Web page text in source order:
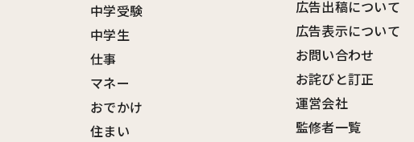
中学受験
中学生
仕事
マネー
おでかけ
住まい
広告出稿について
広告表示について
お問い合わせ
お詫びと訂正
運営会社
監修者一覧